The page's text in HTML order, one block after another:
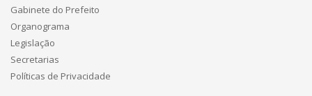
Gabinete do Prefeito
Organograma
Legislação
Secretarias
Políticas de Privacidade